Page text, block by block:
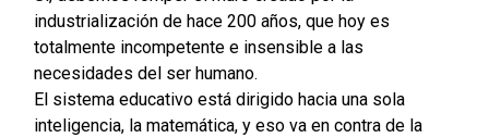
industrialización de hace 200 años, que hoy es
totalmente incompetente e insensible a las
necesidades del ser humano.
El sistema educativo está dirigido hacia una sola
inteligencia, la matemática, y eso va en contra de la